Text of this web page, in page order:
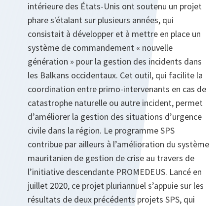
intérieure des États-Unis ont soutenu un projet
phare s'étalant sur plusieurs années, qui
consistait à développer et à mettre en place un
système de commandement « nouvelle
génération » pour la gestion des incidents dans
les Balkans occidentaux. Cet outil, qui facilite la
coordination entre primo-intervenants en cas de
catastrophe naturelle ou autre incident, permet
d’améliorer la gestion des situations d’urgence
civile dans la région. Le programme SPS
contribue par ailleurs à l’amélioration du système
mauritanien de gestion de crise au travers de
l’initiative descendante PROMEDEUS. Lancé en
juillet 2020, ce projet pluriannuel s’appuie sur les
résultats de deux précédents projets SPS, qui